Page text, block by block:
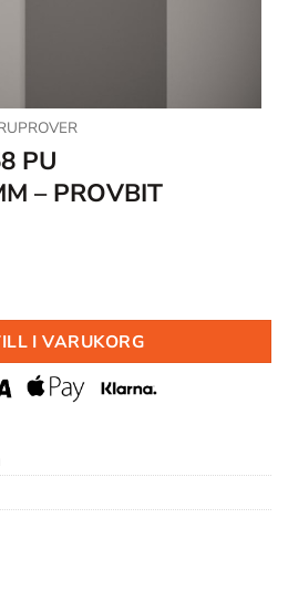
PU
– PROVBIT
I VARUKORG